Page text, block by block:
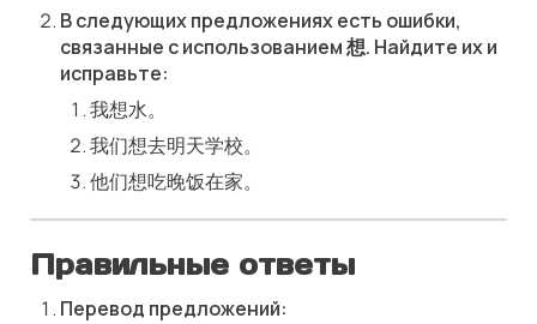
В следующих предложениях есть ошибки,
связанные с использованием 想. Найдите их и
исправьте:
我想水。
我们想去明天学校。
他们想吃晚饭在家。
Правильные ответы
Перевод предложений: